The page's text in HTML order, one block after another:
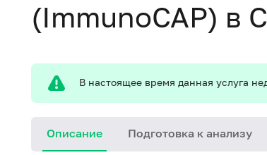
(ImmunoCAP) в
В настоящее время данная услуга
Описание Подготовка к анализу